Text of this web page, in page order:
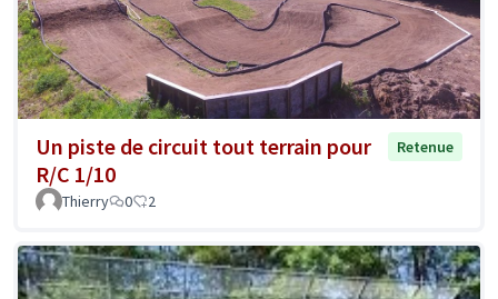
Un piste de circuit tout terrain pour
R/C 1/10
Retenue
Thierry 0 2